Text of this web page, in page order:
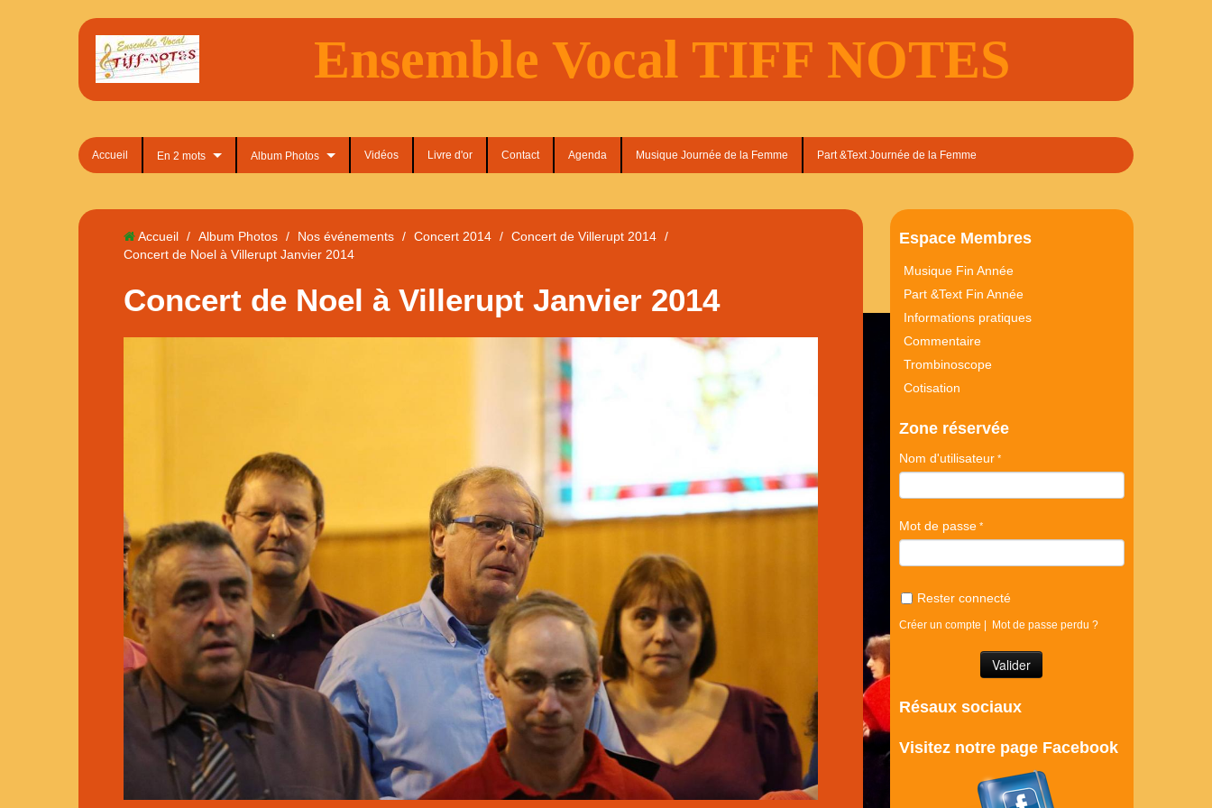
Ensemble Vocal TIFF NOTES
Accueil En 2 mots Album Photos Vidéos Livre d'or Contact Agenda Musique Journée de la Femme Part &Text Journée de la Femme
Accueil / Album Photos / Nos événements / Concert 2014 / Concert de Villerupt 2014 /
Concert de Noel à Villerupt Janvier 2014
Concert de Noel à Villerupt Janvier 2014
Espace Membres
Musique Fin Année
Part &Text Fin Année
Informations pratiques
Commentaire
Trombinoscope
Cotisation
Zone réservée
Nom d'utilisateur
Mot de passe
Rester connecté
Créer un compte Mot de passe perdu ?
Résaux sociaux
Visitez notre page Facebook